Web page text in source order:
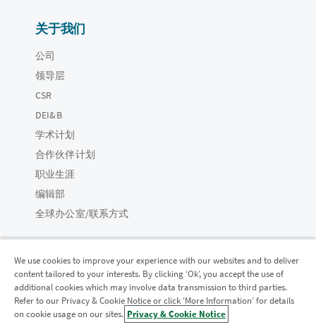
关于我们
公司
领导层
CSR
DEI&B
学术计划
合作伙伴计划
职业生涯
编辑部
全球办公室/联系方式
Qlik 社区
法律协议 产品条款 Legal Policies 法律条规
We use cookies to improve your experience with our websites and to deliver
content tailored to your interests. By clicking ‘Ok’, you accept the use of
additional cookies which may involve data transmission to third parties.
Refer to our Privacy & Cookie Notice or click ‘More Information’ for details
on cookie usage on our sites. Privacy & Cookie Notice